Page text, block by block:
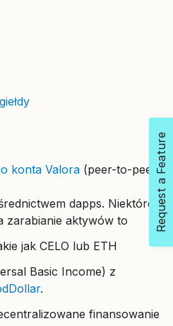
konta Valora (peer-to-peer)
dapps. Niektóre
zarabianie aktywów to
jak CELO lub ETH
Basic Income) z
.
finansowanie
Request a Feature